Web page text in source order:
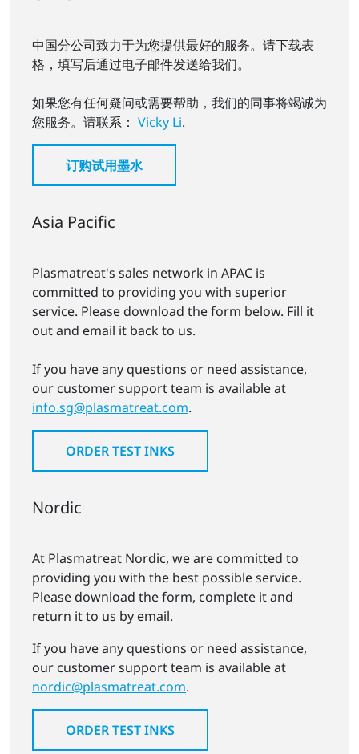
中国分公司致力于为您提供最好的服务。请下载表
格，填写后通过电子邮件发送给我们。
如果您有任何疑问或需要帮助，我们的同事将竭诚为
您服务。请联系： Vicky Li.
订购试用墨水
Asia Pacific
Plasmatreat's sales network in APAC is
committed to providing you with superior
service. Please download the form below. Fill it
out and email it back to us.
If you have any questions or need assistance,
our customer support team is available at
info.sg@plasmatreat.com.
ORDER TEST INKS
Nordic
At Plasmatreat Nordic, we are committed to
providing you with the best possible service.
Please download the form, complete it and
return it to us by email.
If you have any questions or need assistance,
our customer support team is available at
nordic@plasmatreat.com.
ORDER TEST INKS